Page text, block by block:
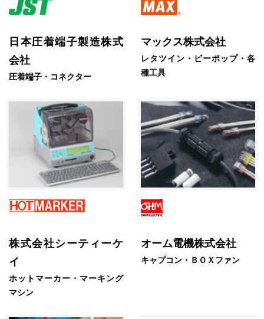
日本圧着端子製造株式
会社
圧着端子・コネクター
マックス株式会社
レタツイン・ビーポップ・各
種工具
株式会社シーティーケ
イ
ホットマーカー・マーキング
マシン
オーム電機株式会社
キャプコン・ＢＯＸファン